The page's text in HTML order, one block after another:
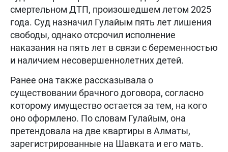
смертельном ДТП, произошедшем летом 2025
года. Суд назначил Гулайым пять лет лишения
свободы, однако отсрочил исполнение
наказания на пять лет в связи с беременностью
и наличием несовершеннолетних детей.
Ранее она также рассказывала о
существовании брачного договора, согласно
которому имущество остается за тем, на кого
оно оформлено. По словам Гулайым, она
претендовала на две квартиры в Алматы,
зарегистрированные на Шавката и его мать.